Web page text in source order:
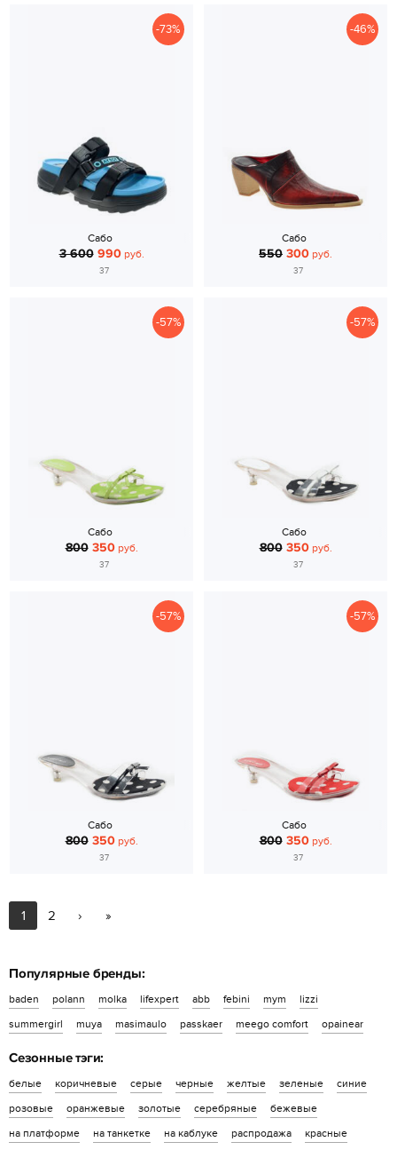
-73%
Сабо
3 600 990руб.
37
-46%
Сабо
550 300 руб.
37
-57%
Сабо
800 350руб.
37
-57%
Сабо
800 350руб.
37
-57%
Сабо
800 350руб.
37
-57%
Сабо
800 350руб.
37
1 2 › »
Популярные бренды:
baden polann molka lifexpert abb febini mym
lizzi
summergirl
muya masimaulo passkaer meego comfort opainear
Сезонные тэги:
белые коричневые серые черные желтые зеленые
синие
розовые
оранжевые золотые серебряные
бежевые
на платформе
на танкетке на каблуке распродажа красные